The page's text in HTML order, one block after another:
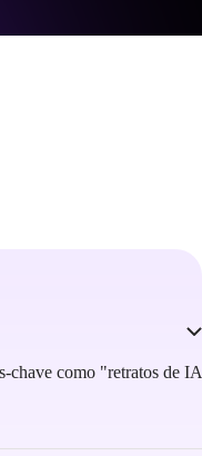
chave como "retratos de IA